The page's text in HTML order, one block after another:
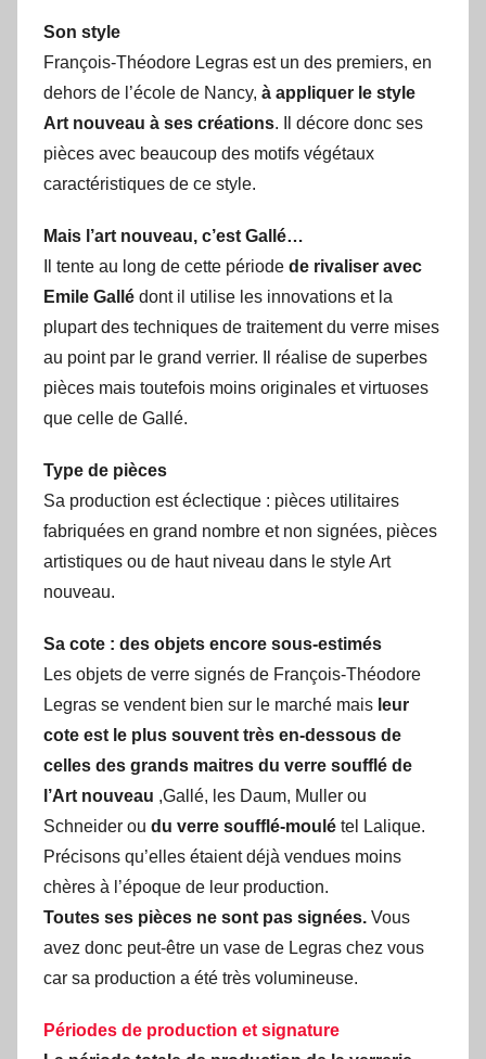
Son style
François-Théodore Legras est un des premiers, en
dehors de l’école de Nancy, à appliquer le style
Art nouveau à ses créations. Il décore donc ses
pièces avec beaucoup des motifs végétaux
caractéristiques de ce style.
Mais l’art nouveau, c’est Gallé…
Il tente au long de cette période de rivaliser avec
Emile Gallé dont il utilise les innovations et la
plupart des techniques de traitement du verre mises
au point par le grand verrier. Il réalise de superbes
pièces mais toutefois moins originales et virtuoses
que celle de Gallé.
Type de pièces
Sa production est éclectique : pièces utilitaires
fabriquées en grand nombre et non signées, pièces
artistiques ou de haut niveau dans le style Art
nouveau.
Sa cote : des objets encore sous-estimés
Les objets de verre signés de François-Théodore
Legras se vendent bien sur le marché mais leur
cote est le plus souvent très en-dessous de
celles des grands maitres du verre soufflé de
l’Art nouveau ,Gallé, les Daum, Muller ou
Schneider ou du verre soufflé-moulé tel Lalique.
Précisons qu’elles étaient déjà vendues moins
chères à l’époque de leur production.
Toutes ses pièces ne sont pas signées. Vous
avez donc peut-être un vase de Legras chez vous
car sa production a été très volumineuse.
Périodes de production et signature